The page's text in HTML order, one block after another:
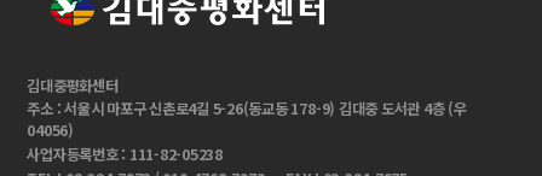
김대중평화센터
주소 : 서울시 마포구 신촌로4길 5-26(동교동 178-9) 김대중 도서관 4층 (우
04056)
사업자등록번호 : 111-82-05238